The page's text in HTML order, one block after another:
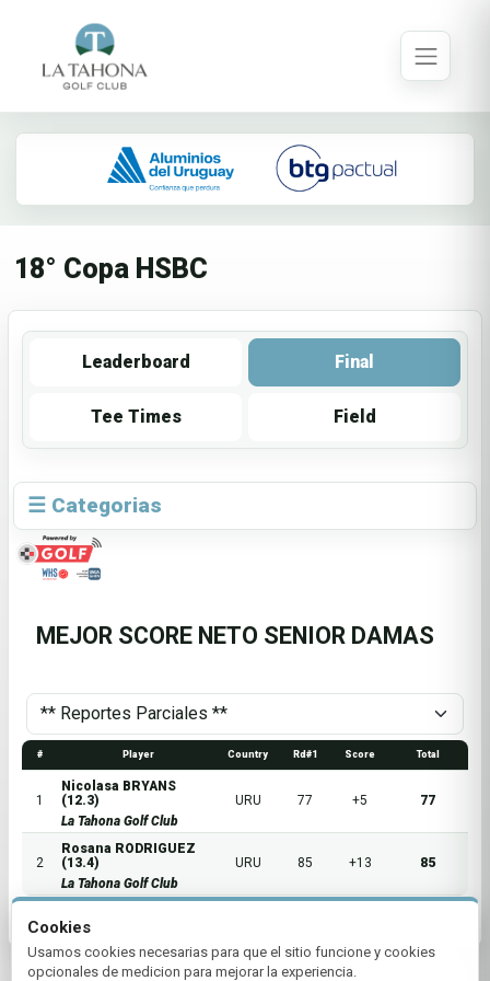
18° Copa HSBC
Leaderboard Final
Tee Times Field
☰ Categorias
MEJOR SCORE NETO SENIOR DAMAS
# Player Country Rd#1 Score Total
1
Nicolasa BRYANS
(12.3)
La Tahona Golf Club
URU 77 +5 77
2
Rosana RODRIGUEZ
(13.4)
La Tahona Golf Club
URU 85 +13 85
Cookies
Usamos cookies necesarias para que el sitio funcione y cookies
opcionales de medicion para mejorar la experiencia.